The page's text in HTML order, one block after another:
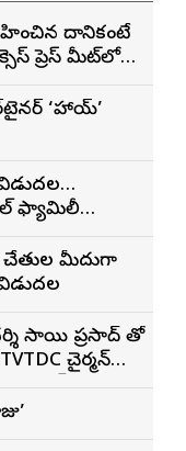
దానికంటే
ప్రెస్ మీట్‌లో
‘హాయ్’
ఫ్యామిలీ
చేతుల మీదుగా
విడుదల
సాయి ప్రసాద్ తో
చైర్మన్